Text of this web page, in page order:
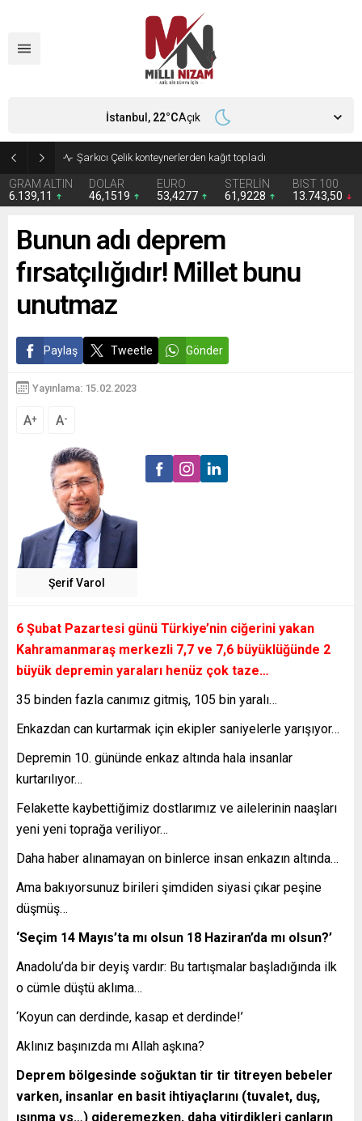
İran 2 ülkeyi birden vurdu
GRAM ALTIN
6.139,11
DOLAR
46,1519
EURO
53,4277
STERLİN
61,9228
BIST 100
13.743,50
İstanbul, 22°CAçık
Bunun adı deprem
fırsatçılığıdır! Millet bunu
unutmaz
Paylaş Tweetle Gönder
Yayınlama: 15.02.2023
A+ A-
Şerif Varol
6 Şubat Pazartesi günü Türkiye’nin ciğerini yakan
Kahramanmaraş merkezli 7,7 ve 7,6 büyüklüğünde 2
büyük depremin yaraları henüz çok taze…
35 binden fazla canımız gitmiş, 105 bin yaralı…
Enkazdan can kurtarmak için ekipler saniyelerle yarışıyor…
Depremin 10. gününde enkaz altında hala insanlar
kurtarılıyor…
Felakette kaybettiğimiz dostlarımız ve ailelerinin naaşları
yeni yeni toprağa veriliyor…
Daha haber alınamayan on binlerce insan enkazın altında…
Ama bakıyorsunuz birileri şimdiden siyasi çıkar peşine
düşmüş…
‘Seçim 14 Mayıs’ta mı olsun 18 Haziran’da mı olsun?’
Anadolu’da bir deyiş vardır: Bu tartışmalar başladığında ilk
o cümle düştü aklıma…
‘Koyun can derdinde, kasap et derdinde!’
Aklınız başınızda mı Allah aşkına?
Deprem bölgesinde soğuktan tir tir titreyen bebeler
varken, insanlar en basit ihtiyaçlarını (tuvalet, duş,
ısınma vs…) gideremezken, daha yitirdikleri canların